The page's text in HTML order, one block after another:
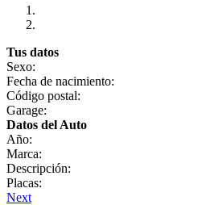
Tus datos
Sexo:
Fecha de nacimiento:
Código postal:
Garage:
Datos del Auto
Año:
Marca:
Descripción:
Placas:
Next